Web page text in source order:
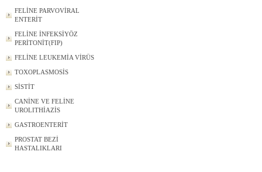
FELİNE PARVOVİRAL
ENTERİT
FELİNE İNFEKSİYÖZ
PERİTONİT(FIP)
FELİNE LEUKEMİA VİRÜS
TOXOPLASMOSİS
SİSTİT
CANİNE VE FELİNE
UROLITHİAZİS
GASTROENTERİT
PROSTAT BEZİ
HASTALIKLARI